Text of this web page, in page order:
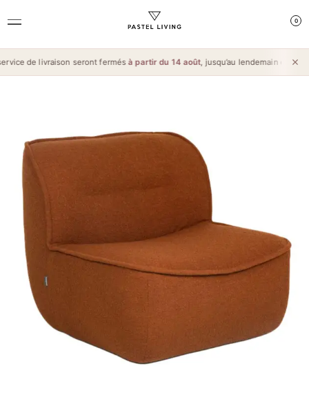
0
de livraison seront fermésà partir du 14 août, jusqu’au lendemain de l’ Aïd